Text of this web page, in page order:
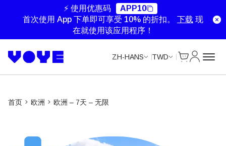
⚡ 使用优惠码
APP10
首次使用 App 下单即可享受 10% 的折扣。 下载 现
在就使用该应用程序！
ZH-HANS TWD
首页 欧洲 欧洲 – 7天 – 无限